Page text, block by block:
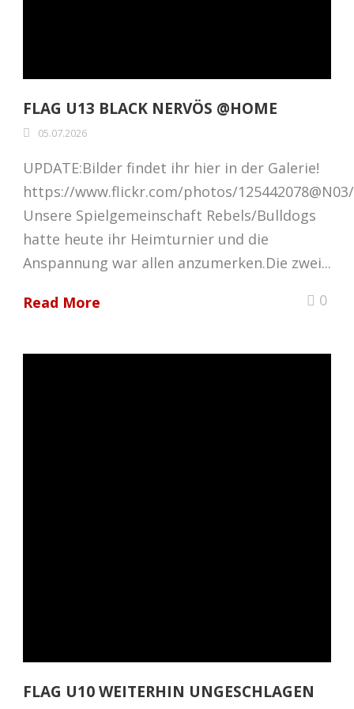
FLAG U13 BLACK NERVÖS @HOME
05.07.2026
UPDATE:Bilder findet ihr hier in der Galerie!
https://www.flickr.com/photos/
Unsere Spielgemeinschaft Rebels/Bulldogs
hatte heute ihr Heimturnier und die
Anspannung war allen anzumerken.Die zwei...
Read More 0
FLAG U10 WEITERHIN UNGESCHLAGEN